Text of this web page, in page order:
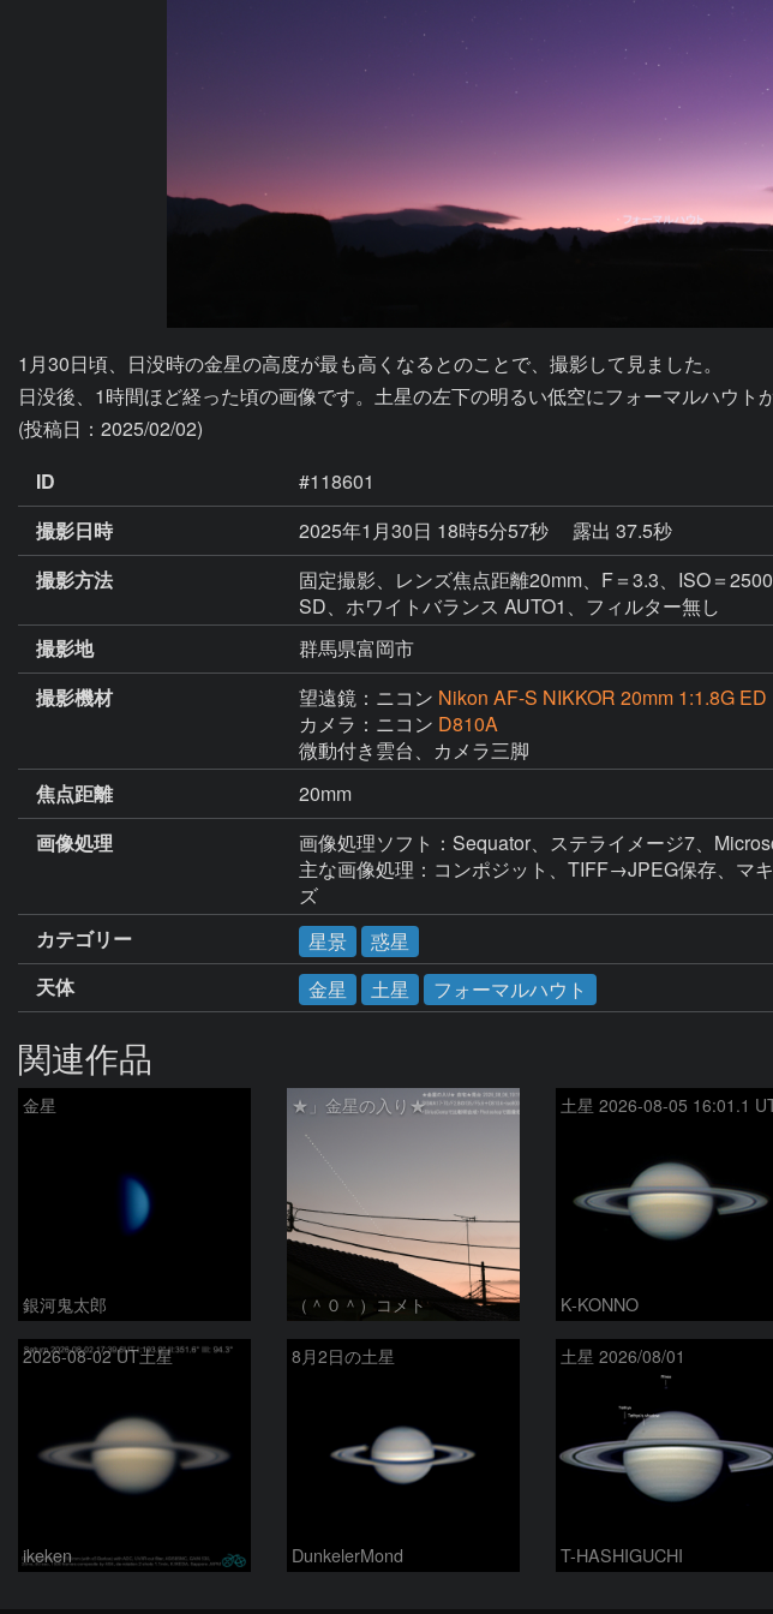
1月30日頃、日没時の金星の高度が最も高くなるとのことで、撮影して見ました。
日没後、1時間ほど経った頃の画像です。土星の左下の明るい低空にフォーマルハウト
ID
#118601
撮影日時
2025年1月30日 18時5分57秒
露出 37.5秒
撮影方法
固定撮影、レンズ焦点距離20mm、F＝3.3、ISO＝
SD、ホワイトバランス AUTO1、フ
撮影地
群馬県富岡市
撮影機材
望遠鏡：ニコン Nikon AF-S NIKKOR 20mm 1:1.8G ED
カメラ：ニコン D810A
微動付き雲台、カメラ三脚
焦点距離
20mm
画像処理
画像処理ソフト：Sequator、ステライメージ7、
主な画像処理：コンポジット、TIFF→JPEG保存、マ
ズ
カテゴリー
星景
惑星
天体
金星 土星 フォーマルハウト
関連作品
金星
銀河鬼太郎
★」金星の入り★
（＾０＾）コメト
土星 2026-08-05 16:01.1
K-KONNO
2026-08-02 UT土星
ikeken
8月2日の土星
DunkelerMond
土星 2026/08/01
T-HASHIGUCHI